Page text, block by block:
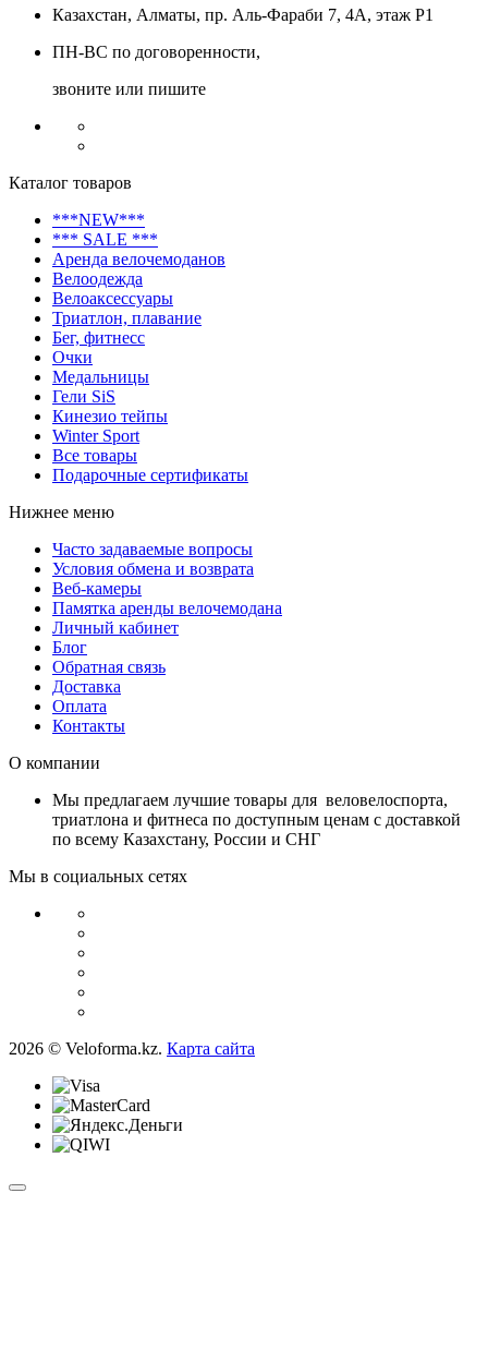
Казахстан, Алматы, пр. Аль-Фараби 7, 4А, этаж Р1
ПН-ВС по договоренности,
звоните или пишите
Каталог товаров
***NEW***
*** SALE ***
Аренда велочемоданов
Велоодежда
Велоаксессуары
Триатлон, плавание
Бег, фитнесс
Очки
Медальницы
Гели SiS
Кинезио тейпы
Winter Sport
Все товары
Подарочные сертификаты
Нижнее меню
Часто задаваемые вопросы
Условия обмена и возврата
Веб-камеры
Памятка аренды велочемодана
Личный кабинет
Блог
Обратная связь
Доставка
Оплата
Контакты
О компании
Мы предлагаем лучшие товары для веловелоспорта,
триатлона и фитнеса по доступным ценам с доставкой
по всему Казахстану, России и СНГ
Мы в социальных сетях
2026 © Veloforma.kz. Карта сайта